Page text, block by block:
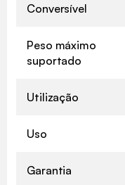
Conversível
Peso máximo
suportado
Utilização
Uso
Garantia